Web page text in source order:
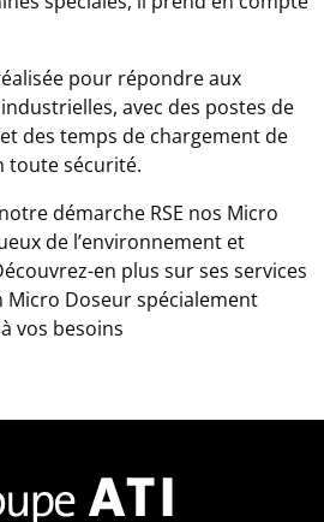
pour répondre aux
avec des postes de
des temps de chargement de
toute sécurité.
démarche RSE nos Micro
de l’environnement et
en plus sur ses services
Micro Doseur spécialement
vos besoins